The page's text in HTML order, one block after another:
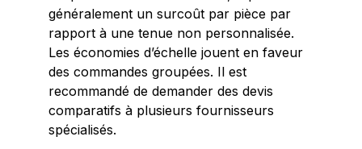
généralement un surcoût par pièce par
rapport à une tenue non personnalisée.
Les économies d’échelle jouent en faveur
des commandes groupées. Il est
recommandé de demander des devis
comparatifs à plusieurs fournisseurs
spécialisés.